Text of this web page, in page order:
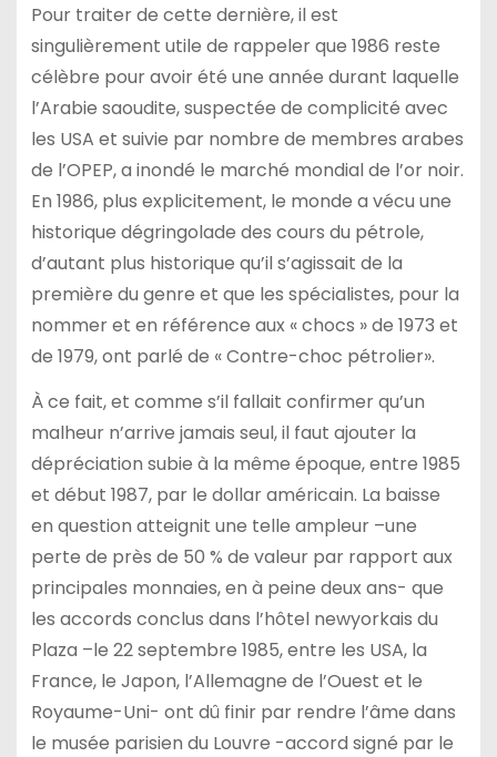
Pour traiter de cette dernière, il est
singulièrement utile de rappeler que 1986 reste
célèbre pour avoir été une année durant laquelle
l’Arabie saoudite, suspectée de complicité avec
les USA et suivie par nombre de membres arabes
de l’OPEP, a inondé le marché mondial de l’or noir.
En 1986, plus explicitement, le monde a vécu une
historique dégringolade des cours du pétrole,
d’autant plus historique qu’il s’agissait de la
première du genre et que les spécialistes, pour la
nommer et en référence aux « chocs » de 1973 et
de 1979, ont parlé de « Contre-choc pétrolier».
À ce fait, et comme s’il fallait confirmer qu’un
malheur n’arrive jamais seul, il faut ajouter la
dépréciation subie à la même époque, entre 1985
et début 1987, par le dollar américain. La baisse
en question atteignit une telle ampleur –une
perte de près de 50 % de valeur par rapport aux
principales monnaies, en à peine deux ans- que
les accords conclus dans l’hôtel newyorkais du
Plaza –le 22 septembre 1985, entre les USA, la
France, le Japon, l’Allemagne de l’Ouest et le
Royaume-Uni- ont dû finir par rendre l’âme dans
le musée parisien du Louvre -accord signé par le